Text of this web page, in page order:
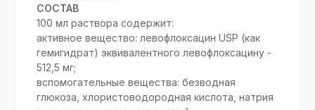
СОСТАВ
100 мл раствора содержит:
активное вещество: левофлоксацин USP (как
гемигидрат) эквивалентного левофлоксацину -
512,5 мг;
вспомогательные вещества: безводная
глюкоза, хлористоводородная кислота, натрия